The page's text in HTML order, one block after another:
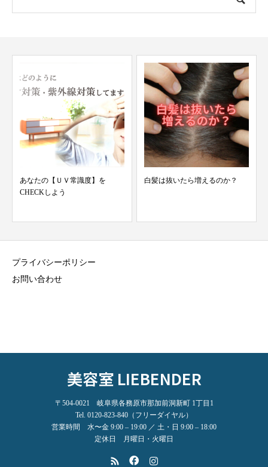
あなたの【ＵＶ常識度】を
CHECKしよう
白髪は抜いたら増えるのか？
プライバシーポリシー
お問い合わせ
美容室 LIEBENDER
〒504-0021 岐阜県各務原市那加前洞新町 1丁目1
Tel. 0120-823-840（フリーダイヤル）
営業時間 水〜金 9:00 – 19:00 ／ 土・日 9:00 – 18:00
定休日 月曜日・火曜日